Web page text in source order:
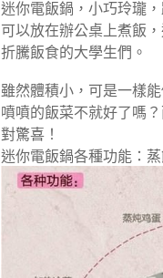
迷你電飯鍋，小巧玲瓏
可以放在辦公桌上煮飯
折騰飯食的大學生們。
雖然體積小，可是一樣
噴噴的飯菜不就好了嗎
對驚喜！
迷你電飯鍋各種功能：